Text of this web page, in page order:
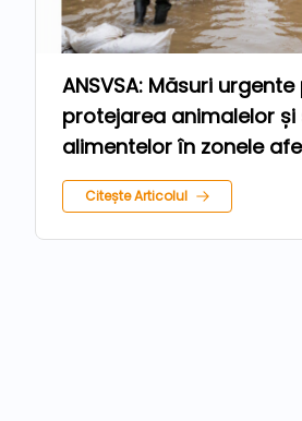
ANSVSA: Măsuri
protejarea animalelor
alimentelor în zonele
inundații
Citește Articolul